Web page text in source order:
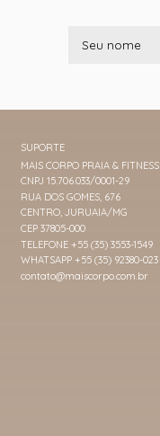
SUPORTE
MAIS CORPO PRAIA & FITNESS
CNPJ 15.706.033/0001-29
RUA DOS GOMES, 676
CENTRO, JURUAIA/MG
CEP 37805-000
TELEFONE +55 (35) 3553-1549
WHATSAPP +55 (35) 92380-023
contato@maiscorpo.com.br